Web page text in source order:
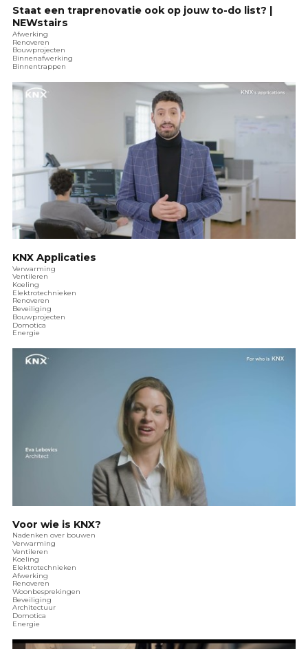
Staat een traprenovatie ook op jouw to-do list? |
NEWstairs
Afwerking
Renoveren
Bouwprojecten
Binnenafwerking
Binnentrappen
KNX Applicaties
Verwarming
Ventileren
Koeling
Elektrotechnieken
Renoveren
Beveiliging
Bouwprojecten
Domotica
Energie
Voor wie is KNX?
Nadenken over bouwen
Verwarming
Ventileren
Koeling
Elektrotechnieken
Afwerking
Renoveren
Woonbesprekingen
Beveiliging
Architectuur
Domotica
Energie